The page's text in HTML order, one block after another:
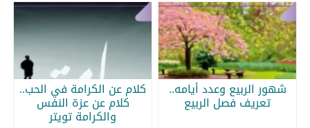
شهور الربيع وعدد أيامه..
تعريف فصل الربيع
كلام عن الكرامة في الحب..
كلام عن عزة النفس
والكرامة تويتر